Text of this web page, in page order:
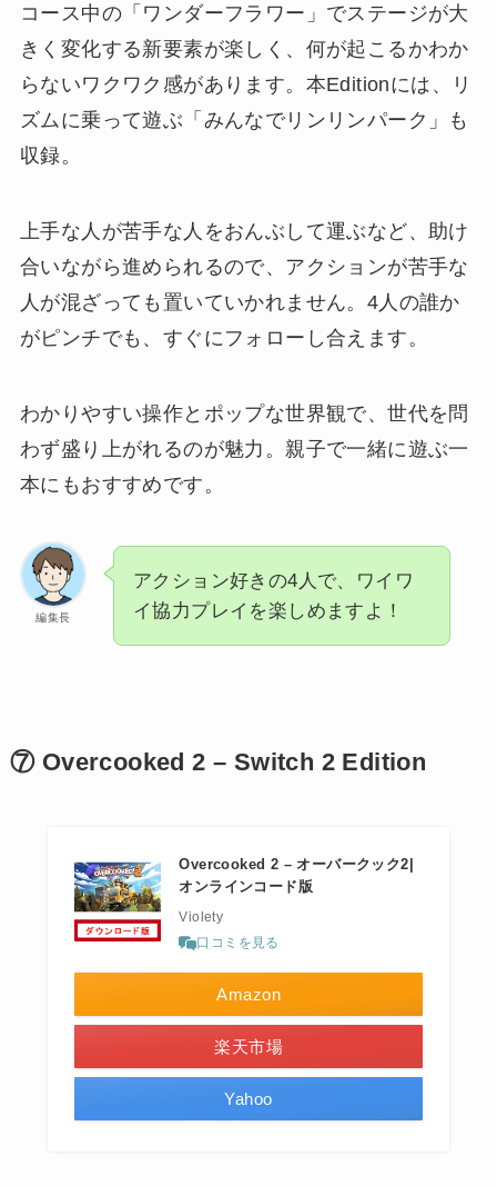
コース中の「ワンダーフラワー」でステージが大
きく変化する新要素が楽しく、何が起こるかわか
らないワクワク感があります。本Editionには、リ
ズムに乗って遊ぶ「みんなでリンリンパーク」も
収録。
上手な人が苦手な人をおんぶして運ぶなど、助け
合いながら進められるので、アクションが苦手な
人が混ざっても置いていかれません。4人の誰か
がピンチでも、すぐにフォローし合えます。
わかりやすい操作とポップな世界観で、世代を問
わず盛り上がれるのが魅力。親子で一緒に遊ぶ一
本にもおすすめです。
編集長
アクション好きの4人で、ワイワ
イ協力プレイを楽しめますよ！
⑦ Overcooked 2 – Switch 2 Edition
Overcooked 2 – オーバークック2|
オンラインコード版
Violety
口コミを見る
Amazon
楽天市場
Yahoo